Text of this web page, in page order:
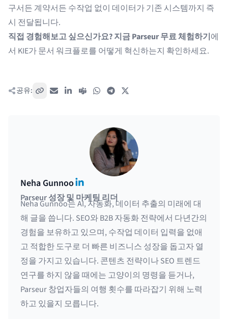
구서든 계약서든 수작업 없이 데이터가 기존 시스템까지 즉
시 전달됩니다.
직접 경험해보고 싶으신가요?지금 Parseur 무료 체험하기에
서 KIE가 문서 워크플로를 어떻게 혁신하는지 확인하세요.
공유: 링크 복사이메일LinkedIn
Teams WhatsAppTelegram
Neha GunnooLinkedIn
Parseur 성장 및 마케팅 리더
Neha Gunnoo는 AI, 자동화, 데이터 추출의 미래에 대
해 글을 씁니다. SEO와 B2B 자동화 전략에서 다년간의
경험을 보유하고 있으며, 수작업 데이터 입력을 없애
고 적합한 도구로 더 빠른 비즈니스 성장을 돕고자 열
정을 가지고 있습니다. 콘텐츠 전략이나 SEO 트렌드
연구를 하지 않을 때에는 고양이의 명령을 듣거나,
Parseur 창업자들의 여행 횟수를 따라잡기 위해 노력
하고 있을지 모릅니다.